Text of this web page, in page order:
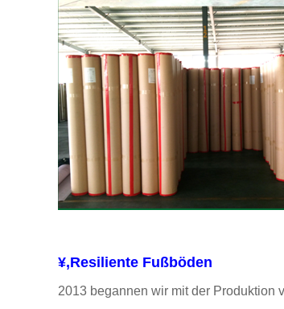
¥,Resiliente Fußböden
2013 begannen wir mit der Produktion